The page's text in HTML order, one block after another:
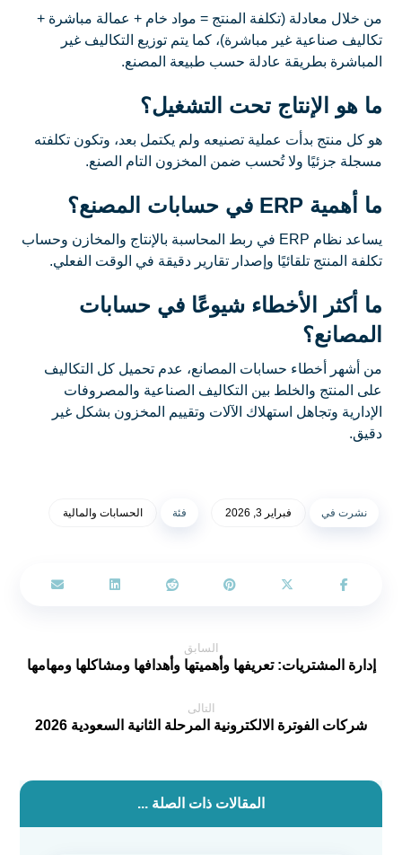
من خلال معادلة (تكلفة المنتج = مواد خام + عمالة مباشرة +
تكاليف صناعية غير مباشرة)، كما يتم توزيع التكاليف غير
المباشرة بطريقة عادلة حسب طبيعة المصنع.
ما هو الإنتاج تحت التشغيل؟
هو كل منتج بدأت عملية تصنيعه ولم يكتمل بعد، وتكون تكلفته
مسجلة جزئيًا ولا تُحسب ضمن المخزون التام الصنع.
ما أهمية ERP في حسابات المصنع؟
يساعد نظام ERP في ربط المحاسبة بالإنتاج والمخازن وحساب
تكلفة المنتج تلقائيًا وإصدار تقارير دقيقة في الوقت الفعلي.
ما أكثر الأخطاء شيوعًا في حسابات
المصانع؟
من أشهر أخطاء حسابات المصانع، عدم تحميل كل التكاليف
على المنتج والخلط بين التكاليف الصناعية والمصروفات
الإدارية وتجاهل استهلاك الآلات وتقييم المخزون بشكل غير
دقيق.
نشرت في فبراير 3, 2026 فئة الحسابات والمالية
السابق
إدارة المشتريات: تعريفها وأهميتها وأهدافها ومشاكلها ومهامها
التالى
شركات الفوترة الالكترونية المرحلة الثانية السعودية 2026
المقالات ذات الصلة ...